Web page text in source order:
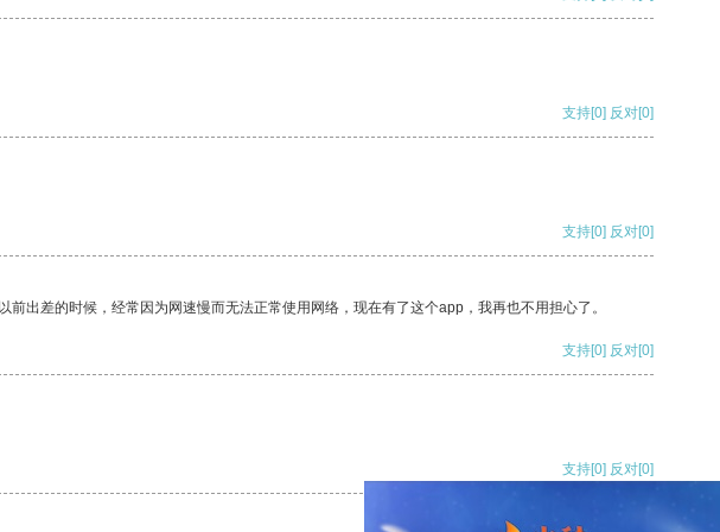
支持[0] 反对[0]
支持[0] 反对[0]
出差的时候，经常因为网速慢而无法正常使用网络，现在有了这个app，我再也不用担心了。
支持[0] 反对[0]
支持[0] 反对[0]